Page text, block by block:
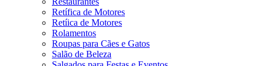
Retífica de Motores
Retíica de Motores
Rolamentos
Roupas para Cães e Gatos
Salão de Beleza